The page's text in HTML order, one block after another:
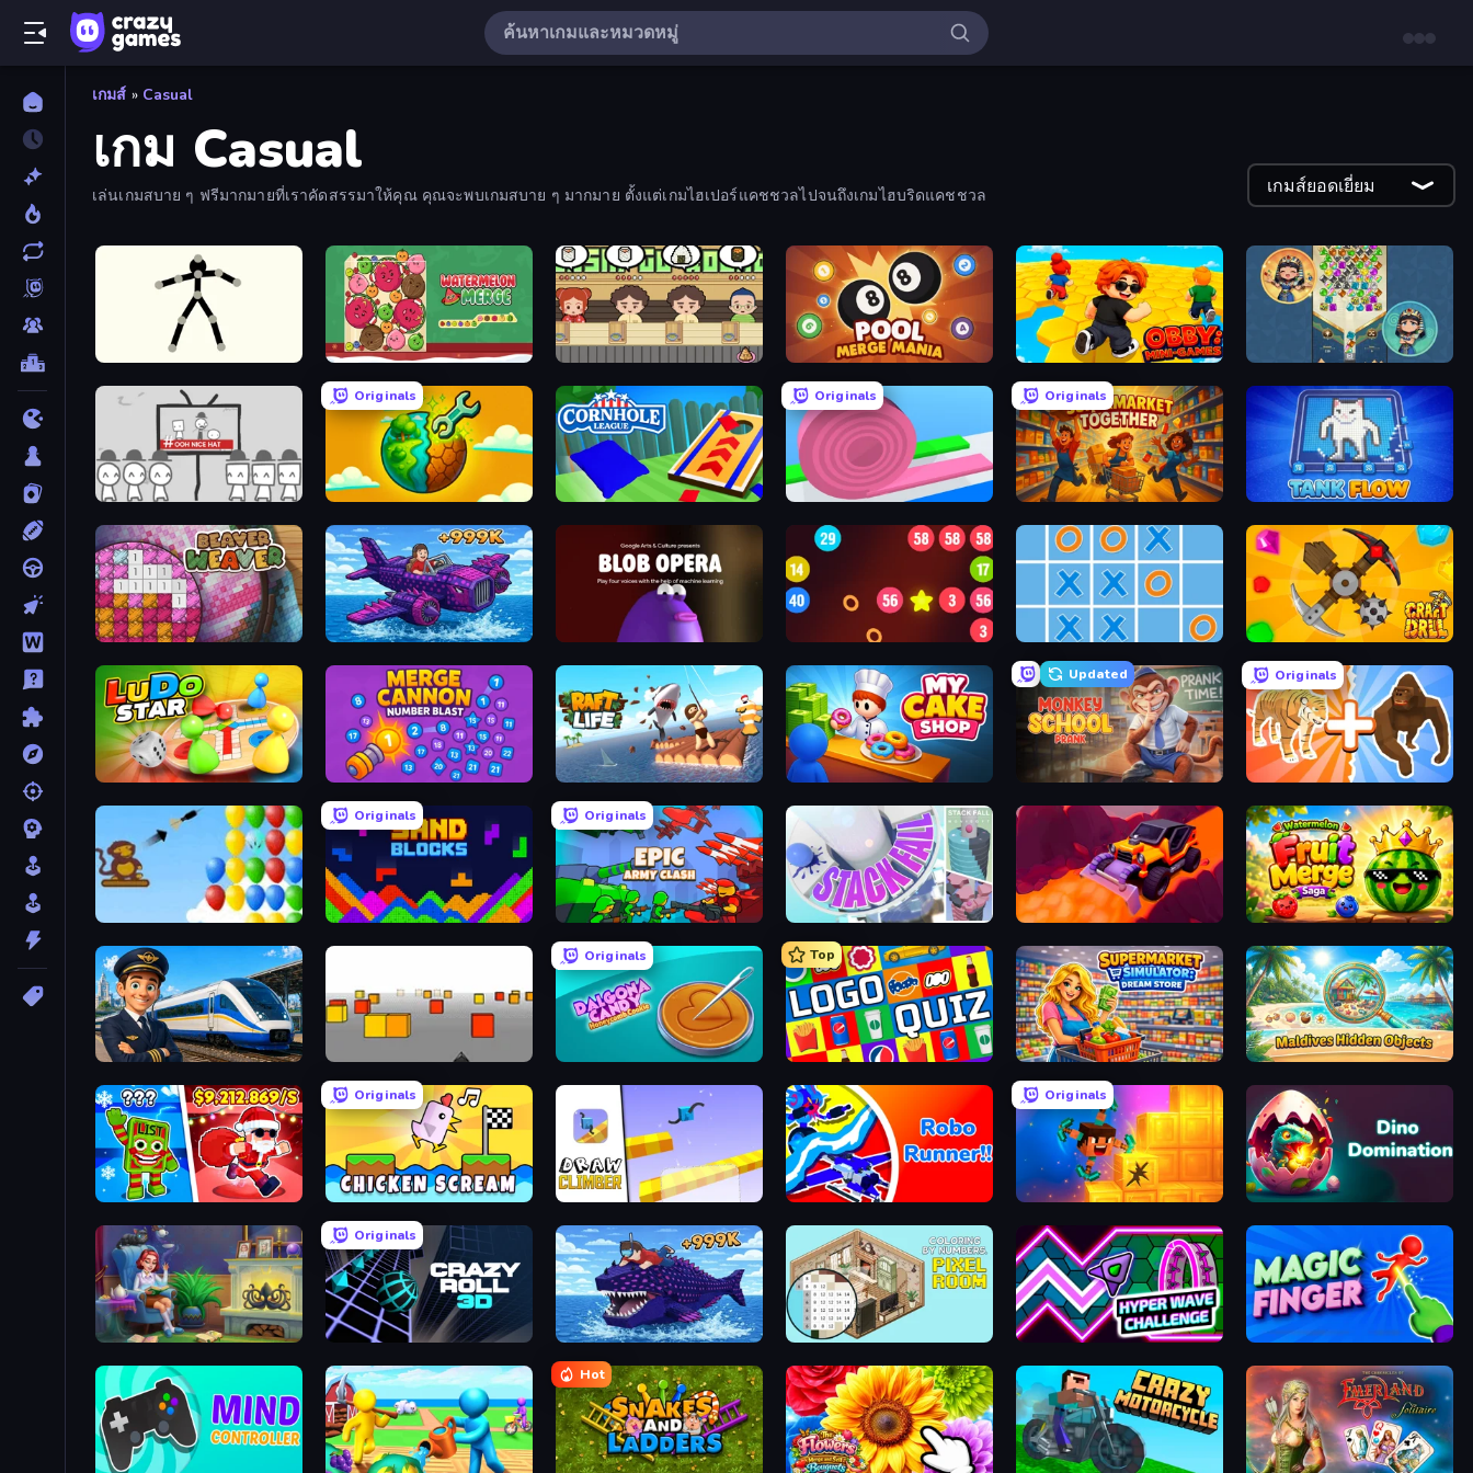
เกมส์ » Casual
เกม Casual
เล่นเกมสบาย ๆ ฟรีมากมายที่เราคัดสรรมาให้คุณ คุณจะพบเกมสบาย ๆ มากมาย ตั้งแต่เกมไฮเปอร์แคชชวลไปจนถึงเกมไฮบริดแคชชวล เกมส์ยอดเยี่ยม
Stick Animator Fruit Merge: Juicy Drop Game Pool Merge Mania Obby: Mini-Games The Queen's Jewels
We Become What We Behold
Originals
Land Explorers: Merge & Build Cornhole League
Originals
Layers Roll
Originals
Supermarket Together TankFlow.io
Beaver Weaver Obby Plane Power Challenge: Fly Blob Opera Tic Tac Toe Online Craft Drill
Ludo Star League Merge Cannon: Number Blast Raft Life My Cake Shop
Updated
Monkey School Prank
Originals
Animal DNA Run
Originals
Sand Blocks
Originals
Epic Army Clash Stack Fall Sand King Watermelon Fruit Merge Saga
Idle Train Empire Tycoon
Originals Top
Logo Quiz: Game World Trivia Supermarket Simulator: Dream Store Maldives Hidden Objects
Plants vs Brain Zombies
Originals
Chicken Scream Draw Climber Robo Runner
Originals
Merge & Dig! Dino Domination
Halloween Merge
Originals
Crazy Roll 3D Obby Fish Challenge: Ride Hyper Wave Challenge Magic Finger 3D
Hot